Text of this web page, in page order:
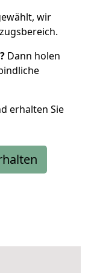
wir
Dann holen
erhalten Sie